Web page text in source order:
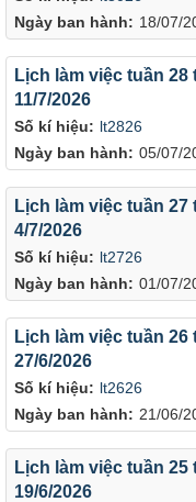
Ngày ban hành: 18/07/
Số kí hiệu: lt2826
Ngày ban hành: 05/07/
Lịch làm việc tuần 28
11/7/2026
Số kí hiệu: lt2726
Ngày ban hành: 01/07/
Lịch làm việc tuần 27
4/7/2026
Số kí hiệu: lt2626
Ngày ban hành: 21/06/
Lịch làm việc tuần 26
27/6/2026
Lịch làm việc tuần 25
19/6/2026